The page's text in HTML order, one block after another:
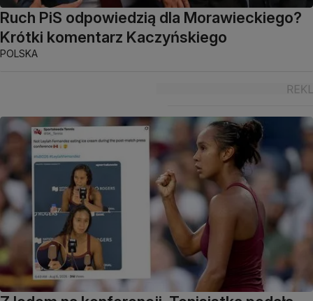
Ruch PiS odpowiedzią dla Morawieckiego?
Krótki komentarz Kaczyńskiego
POLSKA